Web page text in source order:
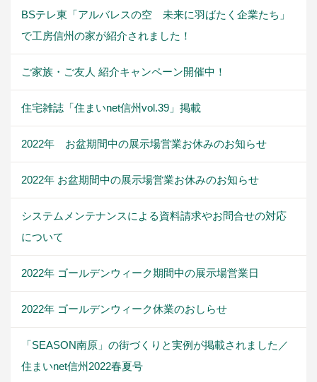
BSテレ東「アルバレスの空 未来に羽ばたく企業たち」
で工房信州の家が紹介されました！
ご家族・ご友人 紹介キャンペーン開催中！
住宅雑誌「住まいnet信州vol.39」掲載
2022年 お盆期間中の展示場営業お休みのお知らせ
2022年 お盆期間中の展示場営業お休みのお知らせ
システムメンテナンスによる資料請求やお問合せの対応
について
2022年 ゴールデンウィーク期間中の展示場営業日
2022年 ゴールデンウィーク休業のおしらせ
「SEASON南原」の街づくりと実例が掲載されました／
住まいnet信州2022春夏号